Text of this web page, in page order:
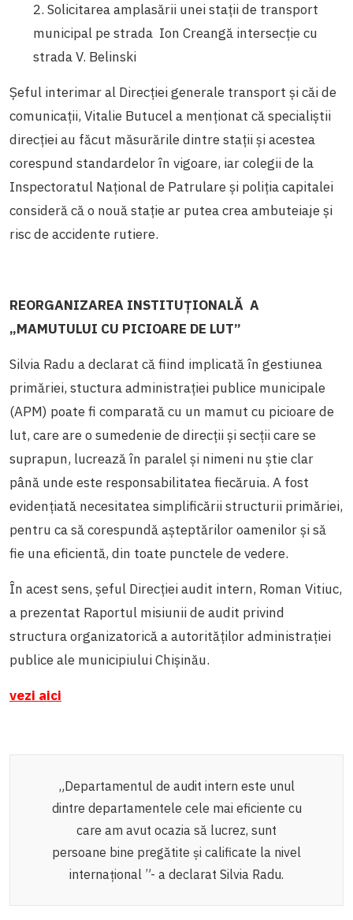
2. Solicitarea amplasării unei stații de transport
municipal pe strada Ion Creangă intersecție cu
strada V. Belinski
Șeful interimar al Direcției generale transport și căi de
comunicații, Vitalie Butucel a menționat că specialiștii
direcției au făcut măsurările dintre stațiișiacestea
corespund standardelor în vigoare, iar colegii de la
Inspectoratul Național de Patrulareși poliția capitalei
consideră că o nouă stație ar putea crea ambuteiaje și
risc de accidente rutiere.
REORGANIZAREA INSTITUȚIONALĂ A
„MAMUTULUI CU PICIOARE DE LUT”
Silvia Radu a declarat că fiind implicată în gestiunea
primăriei, stuctura administraţiei publice municipale
(APM) poate fi comparată cu un mamut cu picioare de
lut, care are o sumedenie de direcțiișisecții care se
suprapun, lucrează în paralelși nimeni nu știe clar
până unde este responsabilitatea fiecăruia. A fost
evidențiată necesitatea simplificării structurii primăriei,
pentru ca să corespundă așteptărilor oamenilorșisă
fie una eficientă, din toate punctele de vedere.
În acest sens, șeful Direcției audit intern, Roman Vitiuc,
a prezentat Raportul misiunii de audit privind
structura organizatorică a autorităților administrației
publice ale municipiului Chișinău.
vezi aici
„Departamentul de audit intern este unul
dintre departamentele cele mai eficiente cu
care am avut ocazia să lucrez, sunt
persoane bine pregătite și calificate la nivel
internațional ”- a declarat Silvia Radu.